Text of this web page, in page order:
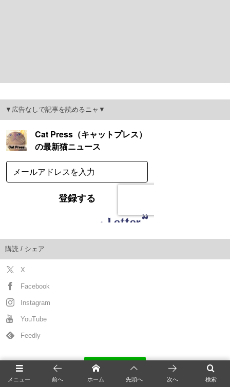
▼広告なしで記事を読めるニャ▼
購読 / シェア
X
Facebook
Instagram
YouTube
Feedly
メニュー 検索
前へ ホーム 先頭へ 次へ